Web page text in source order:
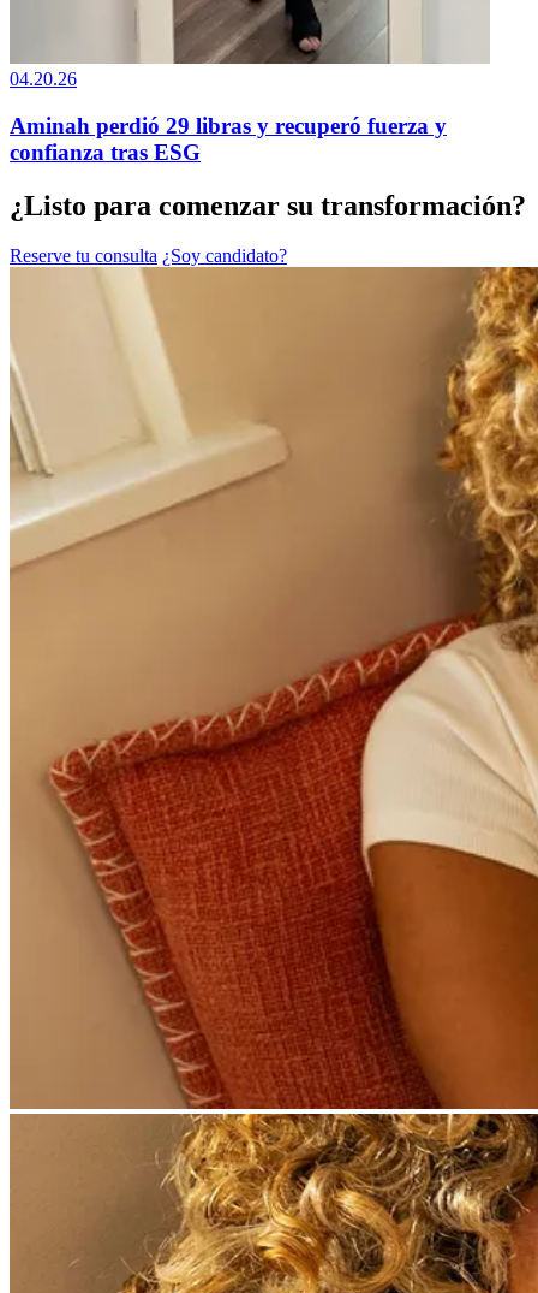
04.20.26
Aminah perdió 29 libras y recuperó fuerza y
confianza tras ESG
¿Listo para comenzar su transformación?
Reserve tu consulta ¿Soy candidato?